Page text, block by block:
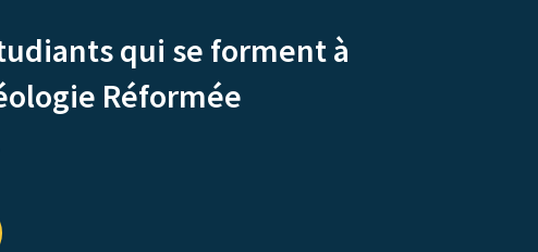
qui se forment à
Réformée